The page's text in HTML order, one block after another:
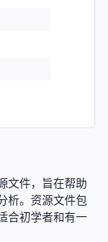
文件，旨在帮助
析。资源文件包
合初学者和有一